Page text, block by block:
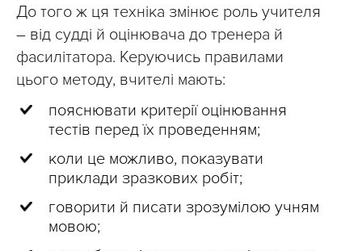
До того ж ця техніка змінює роль учителя
– від судді й оцінювача до тренера й
фасилітатора. Керуючись правилами
цього методу, вчителі мають:
пояснювати критерії оцінювання
тестів перед їх проведенням;
коли це можливо, показувати
приклади зразкових робіт;
говорити й писати зрозумілою учням
мовою;